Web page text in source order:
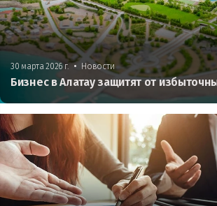
30 марта 2026 г. • Новости
Бизнес в Алатау защитят от